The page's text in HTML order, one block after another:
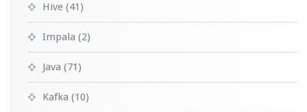
Hive (41)
Impala (2)
Java (71)
Kafka (10)